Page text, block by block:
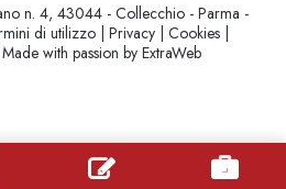
n. 4, 43044 - Collecchio - Parma -
di utilizzo| Privacy| Cookies|
with passion byExtraWeb